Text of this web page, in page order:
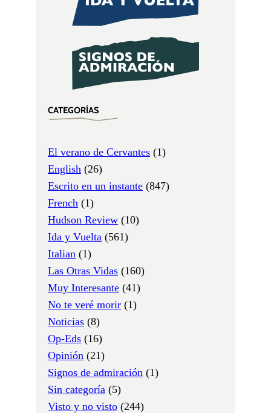
CATEGORÍAS
El verano de Cervantes (1)
English (26)
Escrito en un instante (847)
French (1)
Hudson Review (10)
Ida y Vuelta (561)
Italian (1)
Las Otras Vidas (160)
Muy Interesante (41)
No te veré morir (1)
Noticias (8)
Op-Eds (16)
Opinión (21)
Signos de admiración (1)
Sin categoría (5)
Visto y no visto (244)